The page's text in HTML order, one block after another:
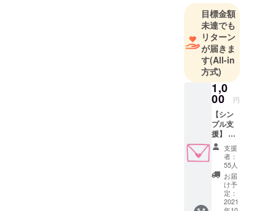
MacBook Air
を開いてド
ヤ顔で仕事
するドヤリ
ング人生を
送っていま
www、2018
年に函館にU
ターンしま
した。特に
近年の大門
の寂しい状
況に胸が痛
み、何とか
函館を盛り
目標金額
未達でも
リターン
が届きま
す(All-in
方式)
1,0
00 円
【シン
プル支
援】 函
館あう
ん堂
ホール
を守り
たい、
将来に
繋げて
支援
者：
55人
お届
け予
定：
2021